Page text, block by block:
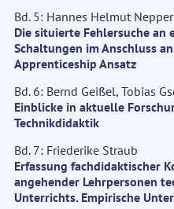
Bd. 5: Hannes Helmut Nepper
Die situierte Fehlersuche an
Schaltungen im Anschluss
Apprenticeship Ansatz
Bd. 6: Bernd Geißel, Tobias
Einblicke in aktuelle
Technikdidaktik
Bd. 7: Friederike Straub
Erfassung fachdidaktischer
angehender Lehrpersonen
Unterrichts. Empirische